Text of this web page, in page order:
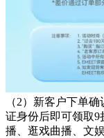
（2）新客户下单
证身份后即可领取9
播、逛戏曲播、文